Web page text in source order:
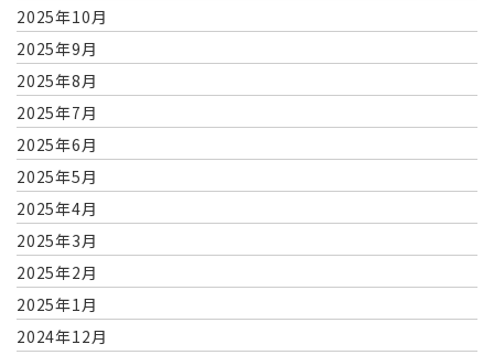
2025年10月
2025年9月
2025年8月
2025年7月
2025年6月
2025年5月
2025年4月
2025年3月
2025年2月
2025年1月
2024年12月